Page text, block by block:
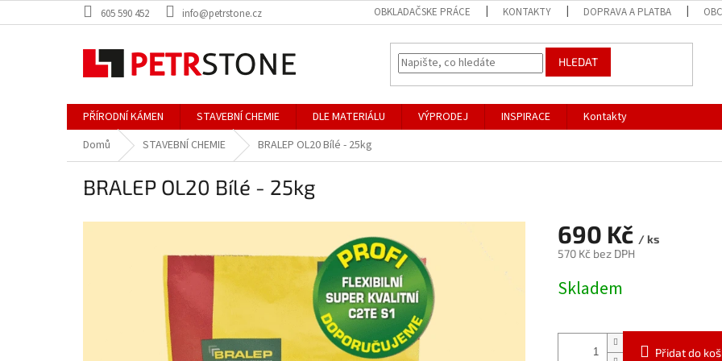
na
605 590 452 info@petrstone.cz OBKLADAČSKE PRÁCE KONTAKTY DOPRAVA A PLATBA
HLEDAT
PŘÍRODNÍ KÁMEN STAVEBNÍ CHEMIE DLE MATERIÁLU VÝPRODEJ INSPIRACE
Kontakty
Domů
STAVEBNÍ CHEMIE BRALEP OL20 Bílé - 25kg
BRALEP OL20 Bílé - 25kg
690 Kč / ks
570 Kč bez DPH
cena:
Skladem
Přidat do